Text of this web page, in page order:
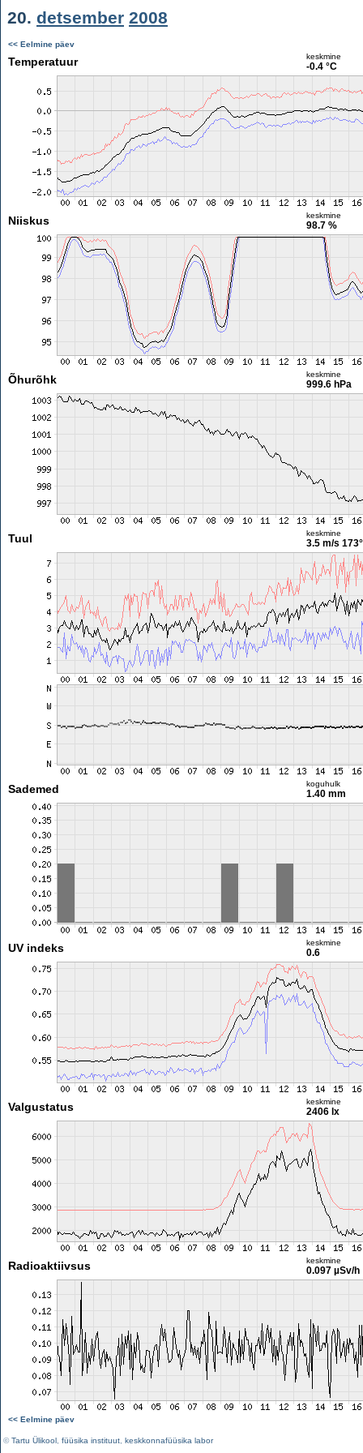
20. detsember 2008
<< Eelmine päev
Temperatuur keskmine
-0.4 °C
Niiskus keskmine
98.7 %
Õhurõhk keskmine
999.6 hPa
Tuul keskmine
3.5 m/s 173°
Sademed koguhulk
1.40 mm
UV indeks keskmine
0.6
Valgustatus keskmine
2406 lx
Radioaktiivsus keskmine
0.097 µSv/h
<< Eelmine päev
©Tartu Ülikool füüsika instituut keskkonnafüüsika labor